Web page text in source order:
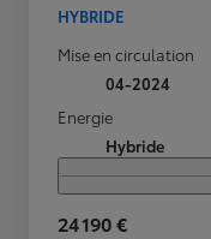
HYBRIDE
Mise en circulation
04-2024
Energie
Hybride
24 190 €